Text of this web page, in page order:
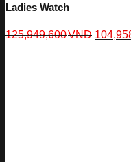
Ladies Watch
125,949,600VNĐ